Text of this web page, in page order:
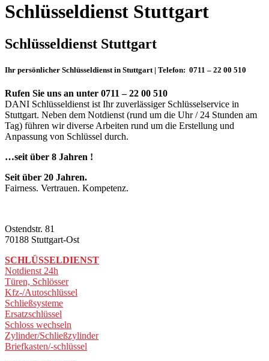
Schlüsseldienst Stuttgart
Schlüsseldienst Stuttgart
Ihr persönlicher Schlüsseldienst in Stuttgart | Telefon: 0711 – 22 00 510
Rufen Sie uns an unter 0711 – 22 00 510
DANI Schlüsseldienst ist Ihr zuverlässiger Schlüsselservice in
Stuttgart. Neben dem Notdienst (rund um die Uhr / 24 Stunden am
Tag) führen wir diverse Arbeiten rund um die Erstellung und
Anpassung von Schlüssel durch.
…seit über 8 Jahren !
Seit über 20 Jahren.
Fairness. Vertrauen. Kompetenz.
Ostendstr. 81
70188 Stuttgart-Ost
SCHLÜSSELDIENST
Notdienst 24h
Türen, Schlösser
Kfz-/Autoschlüssel
Schließsysteme
Ersatzschlüssel
Schloss wechseln
Zylinder/Schließzylinder
Briefkasten/-schlüssel